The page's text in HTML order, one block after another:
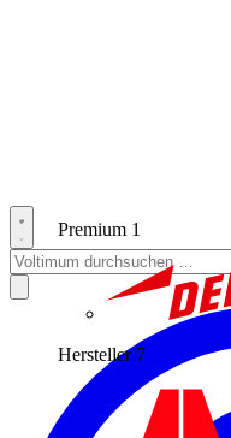
Premium 1
Hersteller 7